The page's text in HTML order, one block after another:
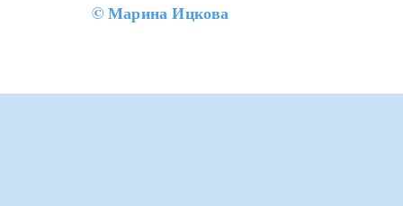
©Марина Ицкова